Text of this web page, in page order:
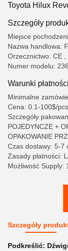
Toyota Hilux
Szczegóły
Miejsce
Nazwa handlowa:
Orzecznictwo: CE ,
Numer modelu:
Warunki
Minimalne
Cena: 0.1-100$/pcs
Szczegóły
POJEDYNCZE +
OPAKOWANIE
Czas dostawy: 5-7
Zasady płatności:
Możliwość Supply:
Szczegóły
Podkreślić: